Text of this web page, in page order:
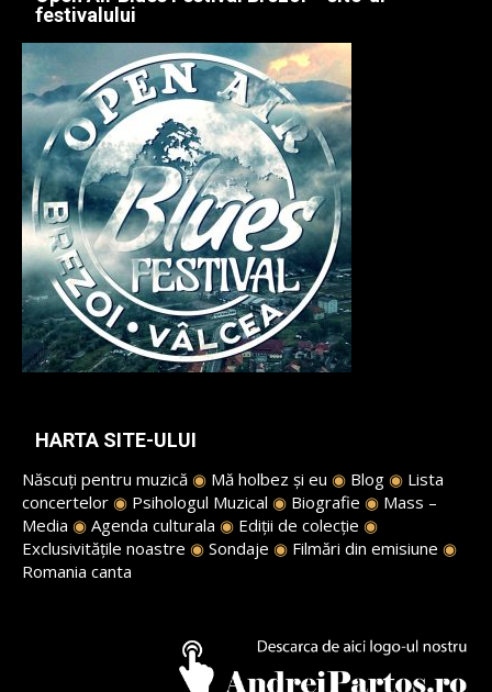
festivalului
HARTA SITE-ULUI
Născuți pentru muzică ◉ Mă holbez și eu ◉ Blog ◉ Lista
concertelor ◉ Psihologul Muzical ◉ Biografie ◉ Mass –
Media ◉ Agenda culturala ◉ Ediții de colecție ◉
Exclusivitățile noastre ◉ Sondaje ◉ Filmări din emisiune ◉
Romania canta